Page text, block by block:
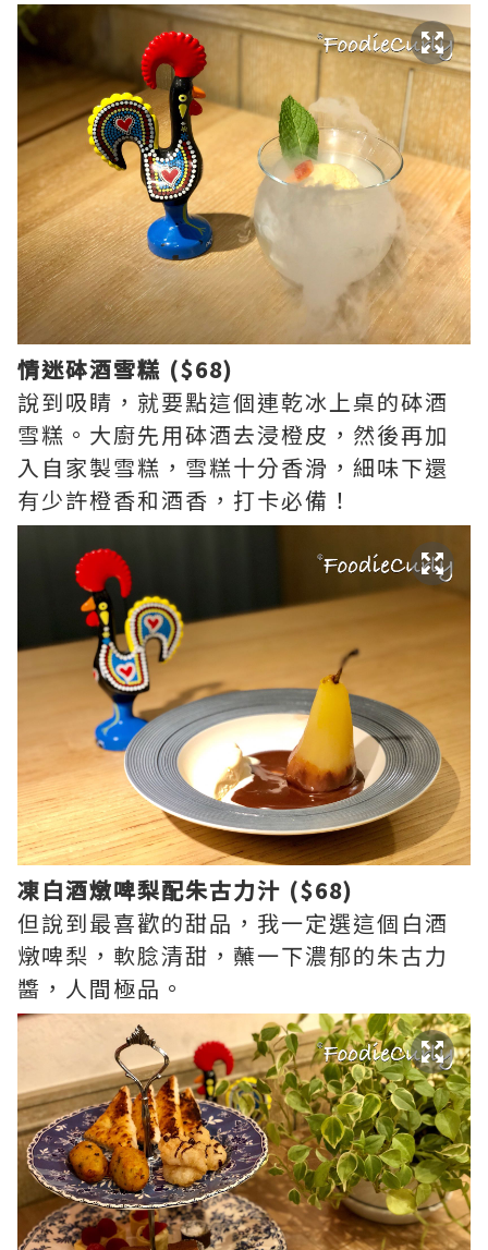
情迷砵酒雪糕 ($68)
說到吸睛，就要點這個連乾冰上桌的砵酒
雪糕。大廚先用砵酒去浸橙皮，然後再加
入自家製雪糕，雪糕十分香滑，細味下還
有少許橙香和酒香，打卡必備！
凍白酒燉啤梨配朱古力汁 ($68)
但說到最喜歡的甜品，我一定選這個白酒
燉啤梨，軟腍清甜，蘸一下濃郁的朱古力
醬，人間極品。